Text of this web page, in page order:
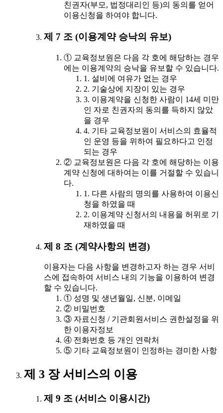
친권자(부모, 법정대리인 등)의 동의를 얻어
이용신청을 하여야 합니다.
제 7 조 (이용계약 승낙의 유보)
① 교육정보원은 다음 각 호에 해당하는 경우
에는 이용계약의 승낙을 유보할 수 있습니다.
1. 설비에 여유가 없는 경우
2. 기술상에 지장이 있는 경우
3. 이용계약을 신청한 사람이 14세 미만
인 자로 친권자의 동의를 득하지 않았
을 경우
4. 기타 교육정보원이 서비스의 효율적
인 운영 등을 위하여 필요하다고 인정
되는 경우
② 교육정보원은 다음 각 호에 해당하는 이용
계약 신청에 대하여는 이를 거절할 수 있습니
다.
1. 다른 사람의 명의를 사용하여 이용신
청을 하였을 때
2. 이용계약 신청서의 내용을 허위로 기
재하였을 때
제 8 조 (계약사항의 변경)
이용자는 다음 사항을 변경하고자 하는 경우 서비
스에 접속하여 서비스 내의 기능을 이용하여 변경
할 수 있습니다.
① 성명 및 생년월일, 신분, 이메일
② 비밀번호
③ 자료신청 / 기관회원서비스 권한설정을 위
한 이용자정보
④ 전화번호 등 개인 연락처
⑤ 기타 교육정보원이 인정하는 경미한 사항
제 3 장 서비스의 이용
제 9 조 (서비스 이용시간)